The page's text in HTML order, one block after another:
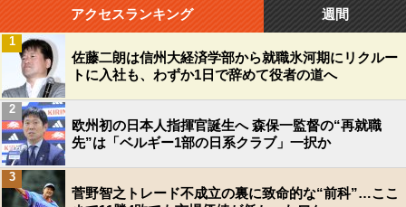
アクセスランキング 週間
佐藤二朗は信州大経済学部から就職氷河期にリクルー
トに入社も、わずか1日で辞めて役者の道へ
1
欧州初の日本人指揮官誕生へ 森保一監督の“再就職
先”は「ベルギー1部の日系クラブ」一択か
2
菅野智之トレード不成立の裏に致命的な“前科”…ここ
3